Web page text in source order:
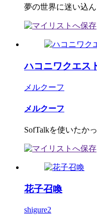
夢の世界に迷い込
ハコニワクエス
メルクーフ
メルクーフ
SofTalkを使いたか
花子召喚
shigure2